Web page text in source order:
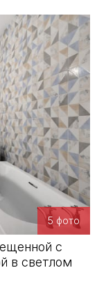
5 фото
с
в светлом